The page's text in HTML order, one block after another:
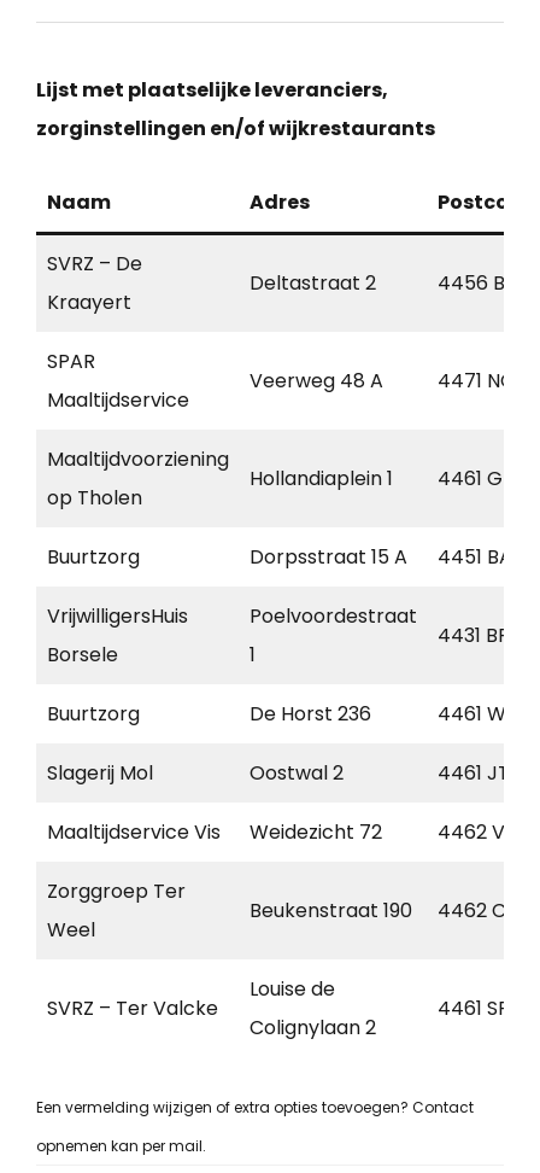
Lijst met plaatselijke leveranciers,
zorginstellingen en/of wijkrestaurants
Naam Adres Postcode
SVRZ – De
Kraayert
Deltastraat 2 4456 BB
SPAR
Maaltijdservice
Veerweg 48 A 4471 NC
Maaltijdvoorziening
op Tholen
Hollandiaplein 1 4461 GT
Buurtzorg Dorpsstraat 15 A 4451 BA
VrijwilligersHuis
Borsele
Poelvoordestraat
1
4431 BP
Buurtzorg De Horst 236 4461 WZ
Slagerij Mol Oostwal 2 4461 JT
Maaltijdservice Vis Weidezicht 72 4462 VM
Zorggroep Ter
Weel
Beukenstraat 190 4462 CB
SVRZ – Ter Valcke
Louise de
Colignylaan 2
4461 SP
Een vermelding wijzigen of extra opties toevoegen? Contact
opnemen kan per mail.